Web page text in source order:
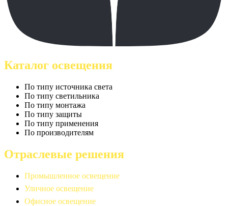
Каталог освещения
По типу источника света
По типу светильника
По типу монтажа
По типу защиты
По типу применения
По производителям
Отраслевые решения
Промышленное освещение
Уличное освещение
Офисное освещение